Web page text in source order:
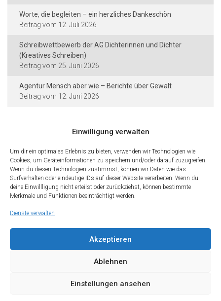
Einwilligung verwalten
Um dir ein optimales Erlebnis zu bieten, verwenden wir Technologien wie
Cookies, um Geräteinformationen zu speichern und/oder darauf zuzugreifen.
Wenn du diesen Technologien zustimmst, können wir Daten wie das
Surfverhalten oder eindeutige IDs auf dieser Website verarbeiten. Wenn du
deine Einwillligung nicht erteilst oder zurückziehst, können bestimmte
Merkmale und Funktionen beeinträchtigt werden.
Dienste verwalten
Akzeptieren
Ablehnen
Einstellungen ansehen
Worte, die begleiten – ein herzliches Dankeschön
12. Juli 2026
Schreibwettbewerb der AG Dichterinnen und Dichter
(Kreatives Schreiben)
25. Juni 2026
Agentur Mensch aber wie – Berichte über Gewalt
12. Juni 2026
Kontakt und Rechtliches
Städtische Dieter-Forte-Gesamtschule
Heidelberger Straße 75 · 40229 Düsseldorf
Tel.: 0211 · 89 99 611
Fax: 0211 · 89 99 612
Kontakt Impressum
Teilen Sie diese Seite mit Freunden
Wir freuen uns, wenn Sie diese Seite Ihren Freunden und Kontakten
empfehlen. Teilen Sie diese Seite gerne in den sozialen Netzwerken.